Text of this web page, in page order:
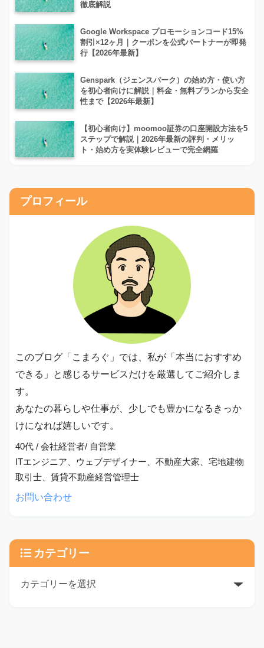
徹底解説
Google Workspace プロモーションコード15%
割引×12ヶ月｜クーポンを公式パートナーが即発
行【2026年最新】
Genspark（ジェンスパーク）の始め方・使い方
を初心者向けに解説｜料金・無料プランから安全
性まで【2026年最新】
【初心者向け】moomoo証券の口座開設方法を5
ステップで解説｜2026年最新の評判・メリッ
ト・始め方を実体験レビューで完全網羅
プロフィール
このブログ「こまろぐ」では、私が「本当におすすめ
できる」と感じるサービスだけを厳選してご紹介しま
す。
あなたの暮らしや仕事が、少しでも豊かになるきっか
けになれば嬉しいです。
40代 / 会社経営者/ 自営業
ITエンジニア、ウェブデザイナー、不動産大家、宅地建物
取引士、賃貸不動産経営管理士
お問い合わせ
カテゴリー